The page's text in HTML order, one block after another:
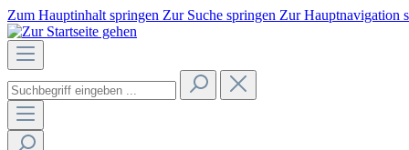
Zum Hauptinhalt springen Zur Suche springen Zur Hauptnavigation